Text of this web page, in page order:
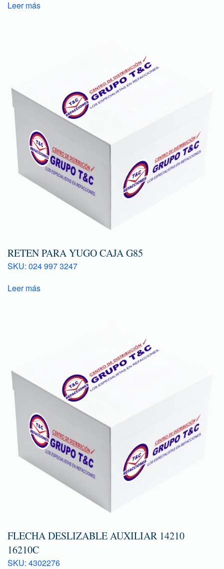
Leer más
RETEN PARA YUGO CAJA G85
SKU: 024 997 3247
Leer más
FLECHA DESLIZABLE AUXILIAR 14210
16210C
SKU: 4302276